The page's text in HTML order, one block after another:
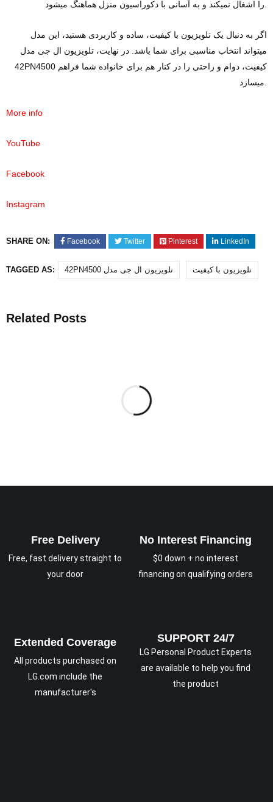
اگر به دنبال یک تلویزیون با کیفیت، ساده و کاربردی هستید، این مدل
میتواند انتخاب مناسبی برای شما باشد. در نهایت، تلویزیون ال‌ جی مدل
42PN4500 کیفیت، دوام و راحتی را در کنار هم برای خانواده شما فراهم
More info
YouTube
Facebook
Instagram
SHARE ON: Facebook Twitter Pinterest LinkedIn
TAGGED AS: 42PN4500 تلویزیون ال‌ جی مدل تلویزیون با کیفیت
Related Posts
Free Delivery
Free, fast delivery straight to
your door
No Interest Financing
$0 down + no interest
financing on qualifying orders
Extended Coverage
All products purchased on
LG.com include the
manufacturer's
SUPPORT 24/7
LG Personal Product Experts
are available to help you find
the product